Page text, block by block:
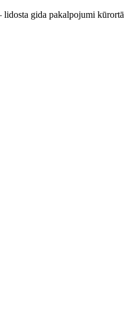
lidosta gida pakalpojumi kūrortā